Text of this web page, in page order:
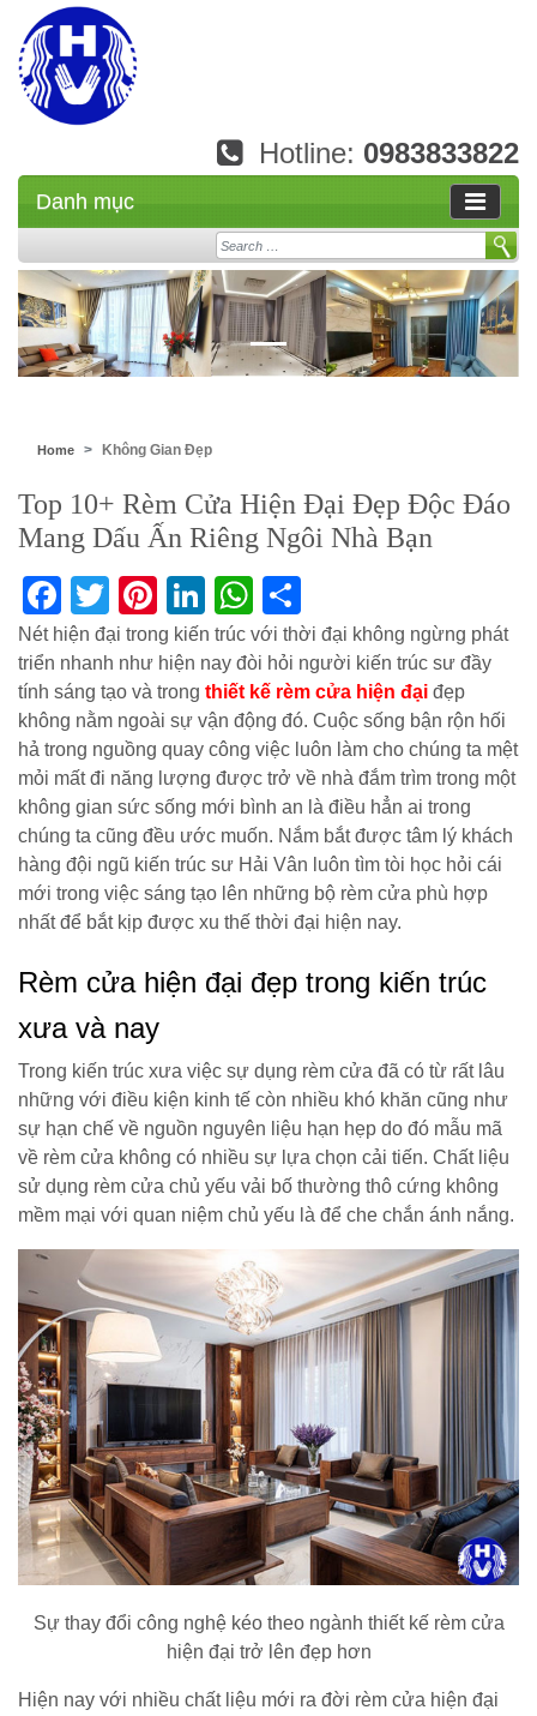
Hotline: 0983833822
Danh mục
Search
Home Không Gian Đẹp
Top 10+ Rèm Cửa Hiện Đại Đẹp Độc Đáo
Mang Dấu Ấn Riêng Ngôi Nhà Bạn
Facebook
TwitterPinterest
LinkedIn
WhatsApp
Nét hiện đại trong kiến trúc với thời đại không ngừng phát
triển nhanh như hiện nay đòi hỏi người kiến trúc sư đầy
tính sáng tạo và trong thiết kế rèm cửa hiện đại đẹp
không nằm ngoài sự vận động đó. Cuộc sống bận rộn hối
hả trong nguồng quay công việc luôn làm cho chúng ta mệt
mỏi mất đi năng lượng được trở về nhà đắm trìm trong một
không gian sức sống mới bình an là điều hẳn ai trong
chúng ta cũng đều ước muốn. Nắm bắt được tâm lý khách
hàng đội ngũ kiến trúc sư Hải Vân luôn tìm tòi học hỏi cái
mới trong việc sáng tạo lên những bộ rèm cửa phù hợp
nhất để bắt kịp được xu thế thời đại hiện nay.
Rèm cửa hiện đại đẹp trong kiến trúc
xưa và nay
Trong kiến trúc xưa việc sự dụng rèm cửa đã có từ rất lâu
những với điều kiện kinh tế còn nhiều khó khăn cũng như
sự hạn chế về nguồn nguyên liệu hạn hẹp do đó mẫu mã
về rèm cửa không có nhiều sự lựa chọn cải tiến. Chất liệu
sử dụng rèm cửa chủ yếu vải bố thường thô cứng không
mềm mại với quan niệm chủ yếu là để che chắn ánh nắng.
Sự thay đổi công nghệ kéo theo ngành thiết kế rèm cửa
hiện đại trở lên đẹp hơn
Hiện nay với nhiều chất liệu mới ra đời rèm cửa hiện đại